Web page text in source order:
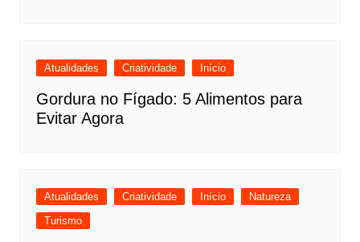
Atualidades Criatividade Início
Gordura no Fígado: 5 Alimentos para
Evitar Agora
Atualidades Criatividade Início
Natureza
Turismo